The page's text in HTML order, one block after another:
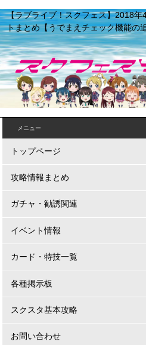
【ラブライブ！スクフェス】2018
トまとめ【うでまえチェック機能の
メニュー
トップページ
攻略情報まとめ
ガチャ・勧誘関連
イベント情報
カード・特技一覧
各種掲示板
スクスタ基本攻略
お問い合わせ